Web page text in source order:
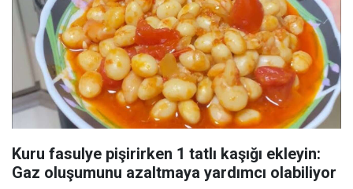
Kuru fasulye pişirirken 1 tatlı kaşığı ekleyin:
Gaz oluşumunu azaltmaya yardımcı olabiliyor